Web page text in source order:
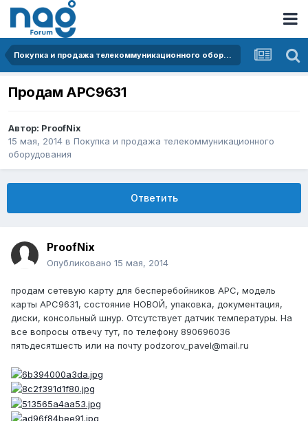
Покупка и продажа телекоммуникационного оборудования
Продам APC9631
Автор: ProofNix
15 мая, 2014 в Покупка и продажа телекоммуникационного
оборудования
Ответить
ProofNix
Опубликовано 15 мая, 2014
продам сетевую карту для бесперебойников APC, модель
карты APC9631, состояние НОВОЙ, упаковка, документация,
диски, консольный шнур. Отсутствует датчик температуры. На
все вопросы отвечу тут, по телефону 890696036
пятьдесятшесть или на почту podzorov_pavel@mail.ru